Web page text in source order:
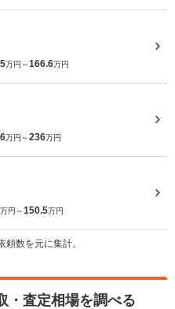
万円～166.6万円
万円～236万円
万円～150.5万円
数を元に集計。
・査定相場を調べる